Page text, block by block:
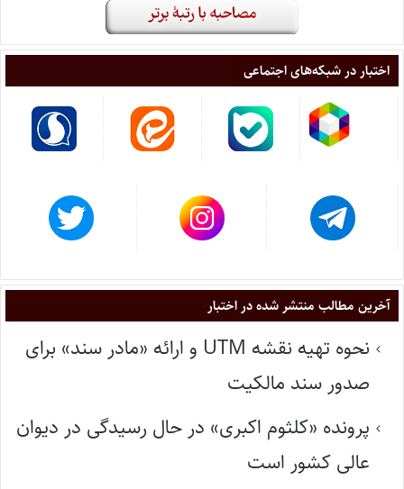
اختبار در شبکه‌های اجتماعی
آخرین مطالب منتشر شده در اختبار
نحوه تهیه نقشه UTM و ارائه «مادر سند» برای
صدور سند مالکیت
پرونده «کلثوم اکبری» در حال رسیدگی در دیوان
عالی کشور است